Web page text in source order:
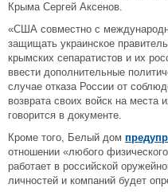
Крыма Сергей Аксенов.
«США совместно с
защищать украинское
крымских сепаратистов и их
ввести дополнительные
случае отказа России от
возврата своих войск на места
говорится в документе.
Кроме того, Белый дом
отношении «любого
работает в российской
личностей и компаний будет